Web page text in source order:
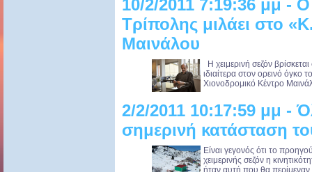
10/2/2011 7:19:36 μμ -
Τρίπολης μιλάει στο
Μαινάλου
Η χειμερινή σεζόν
ιδιαίτερα στον ορεινό όγκο
Χιονοδρομικό Κέντρο
2/2/2011 10:17:59 μμ -
σημερινή κατάσταση
Είναι γεγονός ότι το
χειμερινής σεζόν η
ήταν αυτή που θα